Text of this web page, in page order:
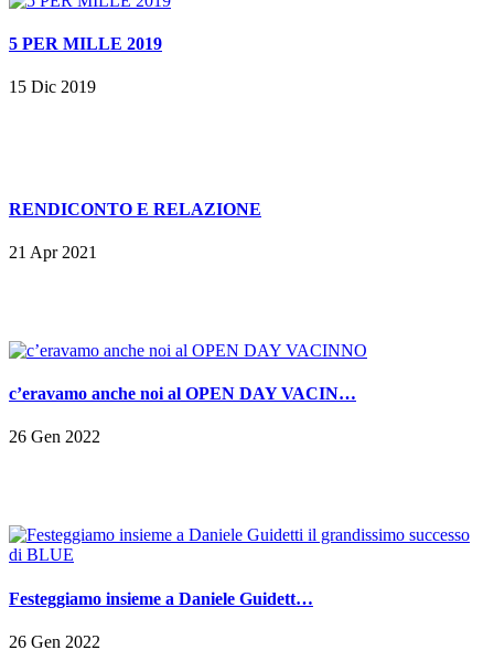
5 PER MILLE 2019
15 Dic 2019
RENDICONTO E RELAZIONE
21 Apr 2021
c’eravamo anche noi al OPEN DAY VACIN…
26 Gen 2022
Festeggiamo insieme a Daniele Guidett…
26 Gen 2022